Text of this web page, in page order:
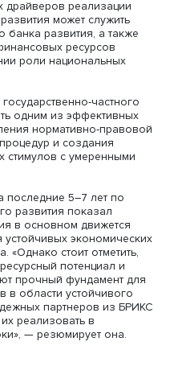
по приоритизации
поддержку местных
и устойчивых
прозрачности
компаний.
проектов в
курса на устойчивость
бизнеса не только в
таким образом
развитию
считает эксперт.
объемов инвестиций
требуется внедрение
полагает Анна
драйверов
развития может
банка развития, а
финансовых ресурсов